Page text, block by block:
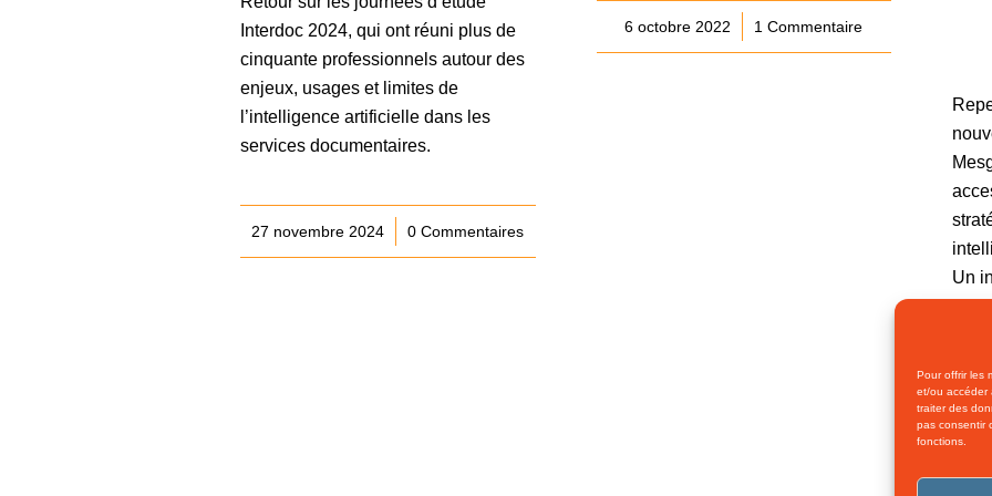
Pour offrir les
et/ou accéder
traiter des
pas consentir
fonctions.
Interdoc 2024, qui ont réuni plus de
cinquante professionnels autour des
enjeux, usages et limites de
l’intelligence artificielle dans les
services documentaires.
27 novembre 2024
/ 0 Commentaires
6 octobre 2022
/ 1 Commentaire
Un